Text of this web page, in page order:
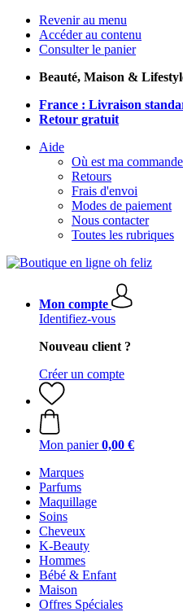
Revenir au menu
Accéder au contenu
Consulter le panier
Beauté, Maison &
France : Livraison
Retour gratuit
Aide
Où est ma
Retours
Frais d'envoi
Modes de paiement
Nous contacter
Toutes les rubriques
Mon compte
Identifiez-vous
Nouveau client ?
Créer un compte
Mon panier 0,00 €
Marques
Parfums
Maquillage
Soins
Cheveux
K-Beauty
Hommes
Bébé & Enfant
Maison
Offres Spéciales